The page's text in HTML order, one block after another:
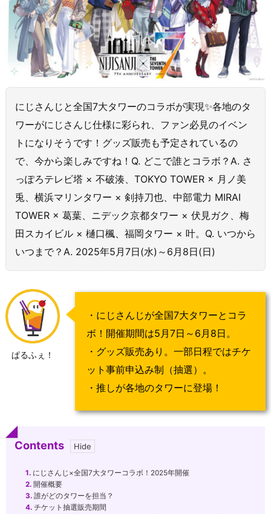
にじさんじと全国7大タワーのコラボが実現✨各地のタ
ワーがにじさんじ仕様に彩られ、ファン必見のイベン
トになりそうです！グッズ販売も予定されているの
で、今から楽しみですね！Q. どこで誰とコラボ？A. さ
っぽろテレビ塔 × 不破湊、TOKYO TOWER × 月ノ美
兎、横浜マリンタワー × 剣持刀也、中部電力 MIRAI
TOWER × 葛葉、ニデック京都タワー × 伏見ガク、梅
田スカイビル × 樋口楓、福岡タワー × 叶。Q. いつから
いつまで？A. 2025年5月7日(水)～6月8日(日)
ぱるふぇ！
・にじさんじが全国7大タワーとコラ
ボ！開催期間は5月7日～6月8日。
・グッズ販売あり。一部日程ではチケ
ット事前申込み制（抽選）。
・推しが各地のタワーに登場！
Contents
1. にじさんじ×全国7大タワーコラボ！2025年開催
2. 開催概要
3. 誰がどのタワーを担当？
4. チケット抽選販売期間